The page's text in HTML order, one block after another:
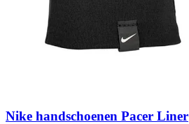
Nike handschoenen Pacer Liner